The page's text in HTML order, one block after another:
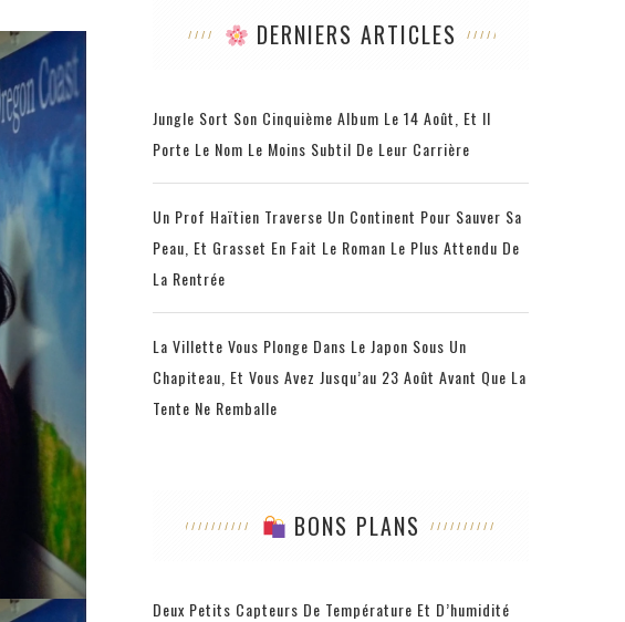
DERNIERS ARTICLES
Jungle Sort Son Cinquième Album Le 14 Août, Et Il
Porte Le Nom Le Moins Subtil De Leur Carrière
Un Prof Haïtien Traverse Un Continent Pour Sauver Sa
Peau, Et Grasset En Fait Le Roman Le Plus Attendu De
La Rentrée
La Villette Vous Plonge Dans Le Japon Sous Un
Chapiteau, Et Vous Avez Jusqu’au 23 Août Avant Que La
Tente Ne Remballe
BONS PLANS
Deux Petits Capteurs De Température Et D’humidité